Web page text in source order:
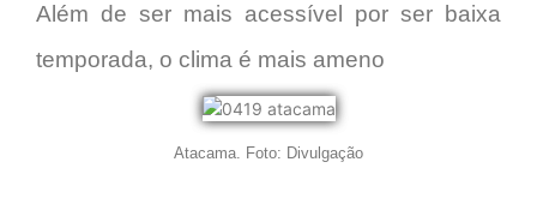
Além de ser mais acessível por ser baixa
temporada, o clima é mais ameno
Atacama. Foto: Divulgação